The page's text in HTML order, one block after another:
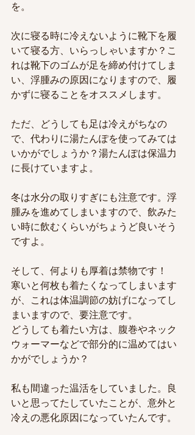
を。
次に寝る時に冷えないように靴下を履
いて寝る方、いらっしゃいますか？こ
れは靴下のゴムが足を締め付けてしま
い、浮腫みの原因になりますので、履
かずに寝ることをオススメします。
ただ、どうしても足は冷えがちなの
で、代わりに湯たんぽを使ってみては
いかがでしょうか？湯たんぽは保温力
に長けていますよ。
冬は水分の取りすぎにも注意です。浮
腫みを進めてしまいますので、飲みた
い時に飲むくらいがちょうど良いそう
ですよ。
そして、何よりも厚着は禁物です！
寒いと何枚も着たくなってしまいます
が、これは体温調節の妨げになってし
まいますので、要注意です。
どうしても着たい方は、腹巻やネック
ウォーマーなどで部分的に温めてはい
かがでしょうか？
私も間違った温活をしていました。良
いと思ってたしていたことが、意外と
冷えの悪化原因になっていたんです。